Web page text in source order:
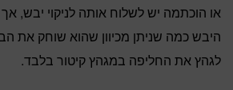
או הוכתמה יש לשלוח אותה לניקוי יבש, אך
היבש כמה שניתן מכיוון שהוא שוחק את
לגהץ את החליפה במגהץ קיטור בלבד.